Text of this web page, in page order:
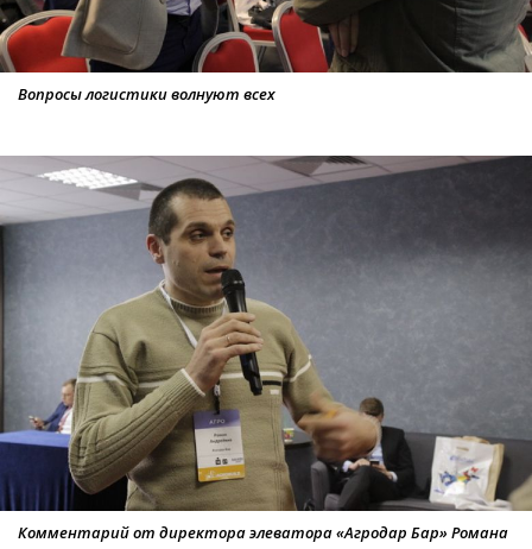
Вопросы логистики волнуют всех
Комментарий от директора элеватора «Агродар Бар» Романа